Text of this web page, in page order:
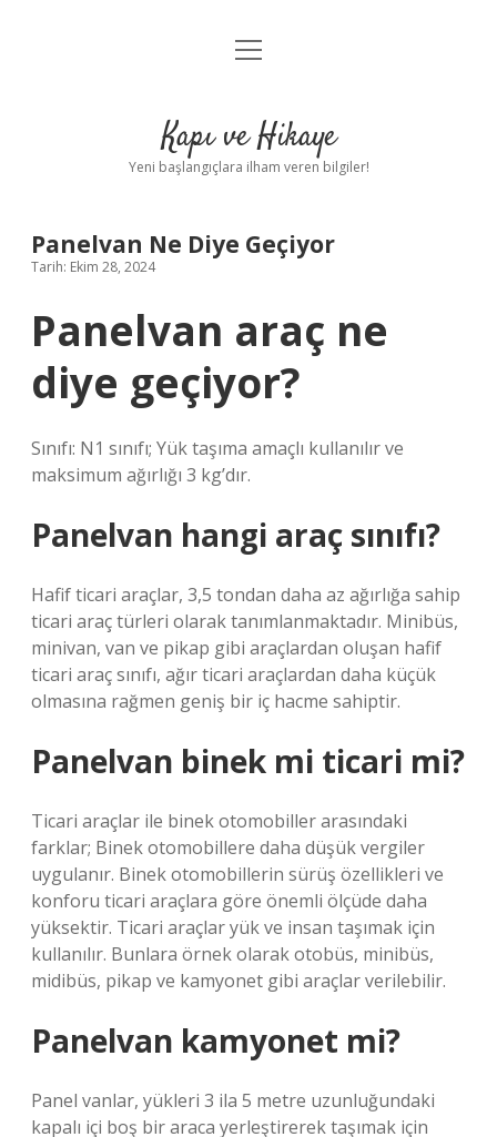
Anasayfa
Yasal Uyarı
menüyü
Kapı ve Hikaye
Yeni başlangıçlara ilham veren bilgiler!
Panelvan Ne Diye Geçiyor
Tarih: Ekim 28, 2024
Panelvan araç ne
diye geçiyor?
Sınıfı: N1 sınıfı; Yük taşıma amaçlı kullanılır ve
maksimum ağırlığı 3 kg’dır.
Panelvan hangi araç sınıfı?
Hafif ticari araçlar, 3,5 tondan daha az ağırlığa sahip
ticari araç türleri olarak tanımlanmaktadır. Minibüs,
minivan, van ve pikap gibi araçlardan oluşan hafif
ticari araç sınıfı, ağır ticari araçlardan daha küçük
olmasına rağmen geniş bir iç hacme sahiptir.
Panelvan binek mi ticari mi?
Ticari araçlar ile binek otomobiller arasındaki
farklar; Binek otomobillere daha düşük vergiler
uygulanır. Binek otomobillerin sürüş özellikleri ve
konforu ticari araçlara göre önemli ölçüde daha
yüksektir. Ticari araçlar yük ve insan taşımak için
kullanılır. Bunlara örnek olarak otobüs, minibüs,
midibüs, pikap ve kamyonet gibi araçlar verilebilir.
Panelvan kamyonet mi?
Panel vanlar, yükleri 3 ila 5 metre uzunluğundaki
kapalı içi boş bir araca yerleştirerek taşımak için